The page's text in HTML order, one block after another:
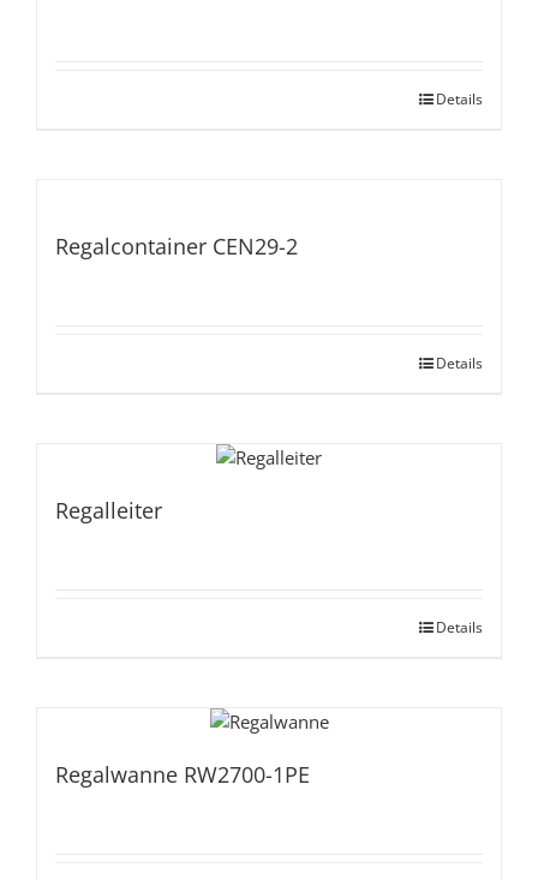
Details
Regalcontainer CEN29-2
Details
Regalleiter
Details
Regalwanne RW2700-1PE